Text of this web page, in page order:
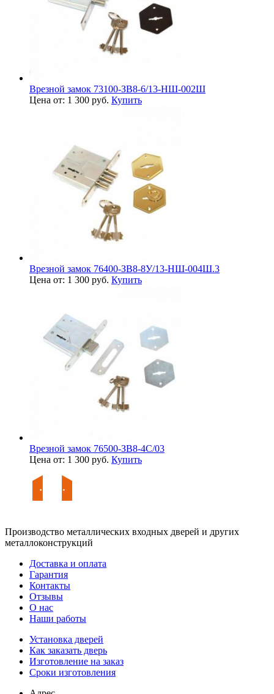
Врезной замок 73100-ЗВ8-6/13-НШ-002Ш
Цена от: 1 300 руб. Купить
Врезной замок 76400-ЗВ8-8У/13-НШ-004Ш.3
Цена от: 1 300 руб. Купить
Врезной замок 76500-ЗВ8-4С/03
Цена от: 1 300 руб. Купить
Производство металлических входных дверей и других
металлоконструкций
Доставка и оплата
Гарантия
Контакты
Отзывы
О нас
Наши работы
Установка дверей
Как заказать дверь
Изготовление на заказ
Сроки изготовления